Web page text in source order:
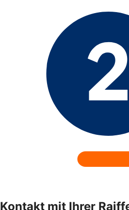
Kontakt mit Ihrer